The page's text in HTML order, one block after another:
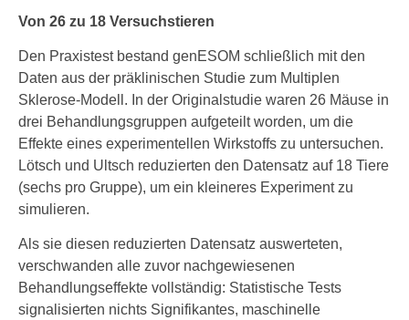
Von 26 zu 18 Versuchstieren
Den Praxistest bestand genESOM schließlich mit den
Daten aus der präklinischen Studie zum Multiplen
Sklerose-Modell. In der Originalstudie waren 26 Mäuse in
drei Behandlungsgruppen aufgeteilt worden, um die
Effekte eines experimentellen Wirkstoffs zu untersuchen.
Lötsch und Ultsch reduzierten den Datensatz auf 18 Tiere
(sechs pro Gruppe), um ein kleineres Experiment zu
simulieren.
Als sie diesen reduzierten Datensatz auswerteten,
verschwanden alle zuvor nachgewiesenen
Behandlungseffekte vollständig: Statistische Tests
signalisierten nichts Signifikantes, maschinelle